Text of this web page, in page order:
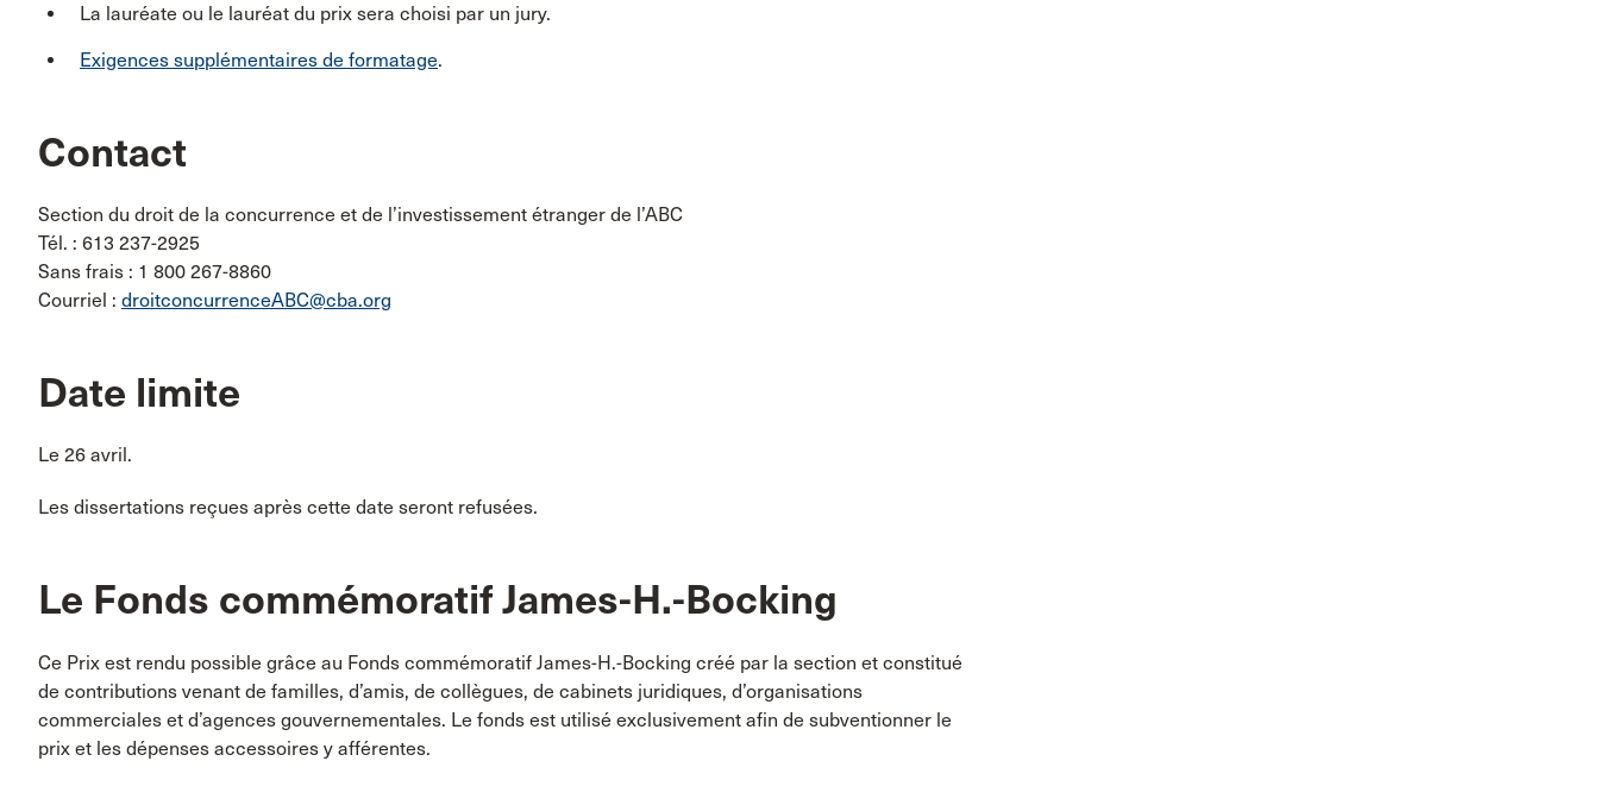
La lauréate ou le lauréat du prix sera choisi par un jury.
Exigences supplémentaires de formatage.
Contact
Section du droit de la concurrence et de l’investissement étranger de l’ABC
Tél. : 613 237-2925
Sans frais : 1 800 267-8860
Courriel : droitconcurrenceABC@cba.org
Date limite
Le 26 avril.
Les dissertations reçues après cette date seront refusées.
Le Fonds commémoratif James-H.-Bocking
Ce Prix est rendu possible grâce au Fonds commémoratif James-H.-Bocking créé par la section et constitué
de contributions venant de familles, d’amis, de collègues, de cabinets juridiques, d’organisations
commerciales et d’agences gouvernementales. Le fonds est utilisé exclusivement afin de subventionner le
prix et les dépenses accessoires y afférentes.